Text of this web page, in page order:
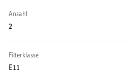
Warmwasser-Wärmepumpe
Anzahl
2
Filterklasse
E11